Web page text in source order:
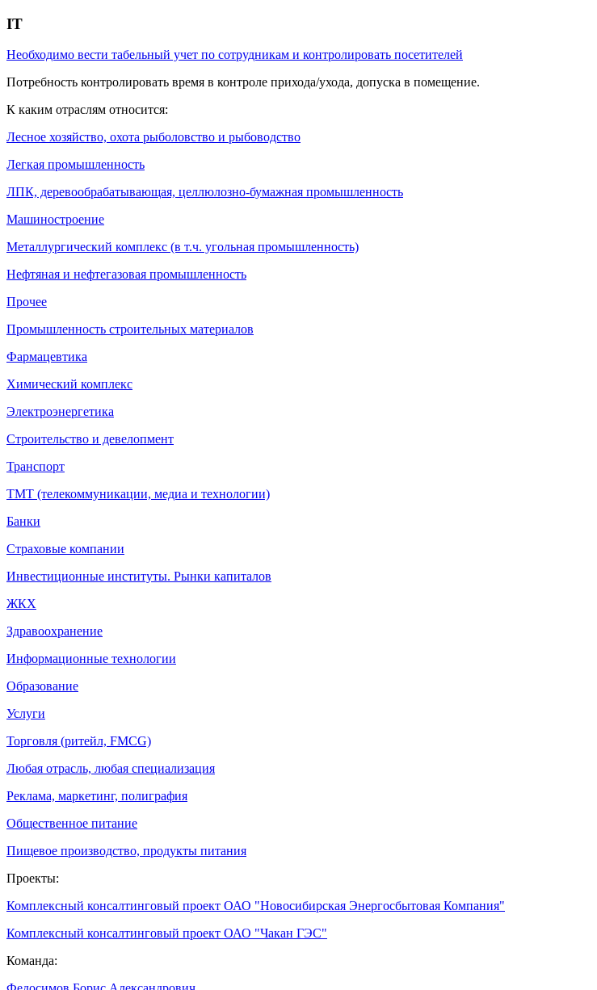
IT
Необходимо вести табельный учет по сотрудникам и контролировать посетителей
Потребность контролировать время в контроле прихода/ухода, допуска в помещение.
К каким отраслям относится:
Лесное хозяйство, охота рыболовство и рыбоводство
Легкая промышленность
ЛПК, деревообрабатывающая, целлюлозно-бумажная промышленность
Машиностроение
Металлургический комплекс (в т.ч. угольная промышленность)
Нефтяная и нефтегазовая промышленность
Прочее
Промышленность строительных материалов
Фармацевтика
Химический комплекс
Электроэнергетика
Строительство и девелопмент
Транспорт
ТМТ (телекоммуникации, медиа и технологии)
Банки
Страховые компании
Инвестиционные институты. Рынки капиталов
ЖКХ
Здравоохранение
Информационные технологии
Образование
Услуги
Торговля (ритейл, FMCG)
Любая отрасль, любая специализация
Реклама, маркетинг, полиграфия
Общественное питание
Пищевое производство, продукты питания
Проекты:
Комплексный консалтинговый проект ОАО "Новосибирская Энергосбытовая Компания"
Комплексный консалтинговый проект ОАО "Чакан ГЭС"
Команда: